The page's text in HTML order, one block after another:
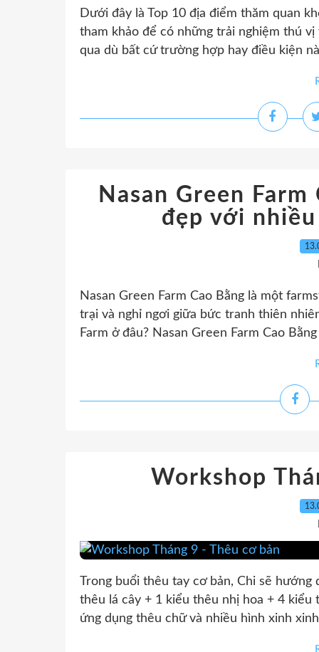
Dưới đây là Top 10 địa điểm thăm quan
tham khảo để có những trải nghiệm thú
qua dù bất cứ trường hợp hay điều kiện
Nasan Green
đẹp với
Nasan Green Farm Cao Bằng là một
trại và nghỉ ngơi giữa bức tranh thiên
Farm ở đâu? Nasan Green Farm Cao
Workshop
Trong buổi thêu tay cơ bản, Chi sẽ
thêu lá cây + 1 kiểu thêu nhị hoa + 4
ứng dụng thêu chữ và nhiều hình xinh